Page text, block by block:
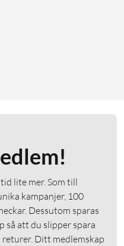
lite mer. Som till
kampanjer, 100
Dessutom sparas
så att du slipper spara
Ditt medlemskap